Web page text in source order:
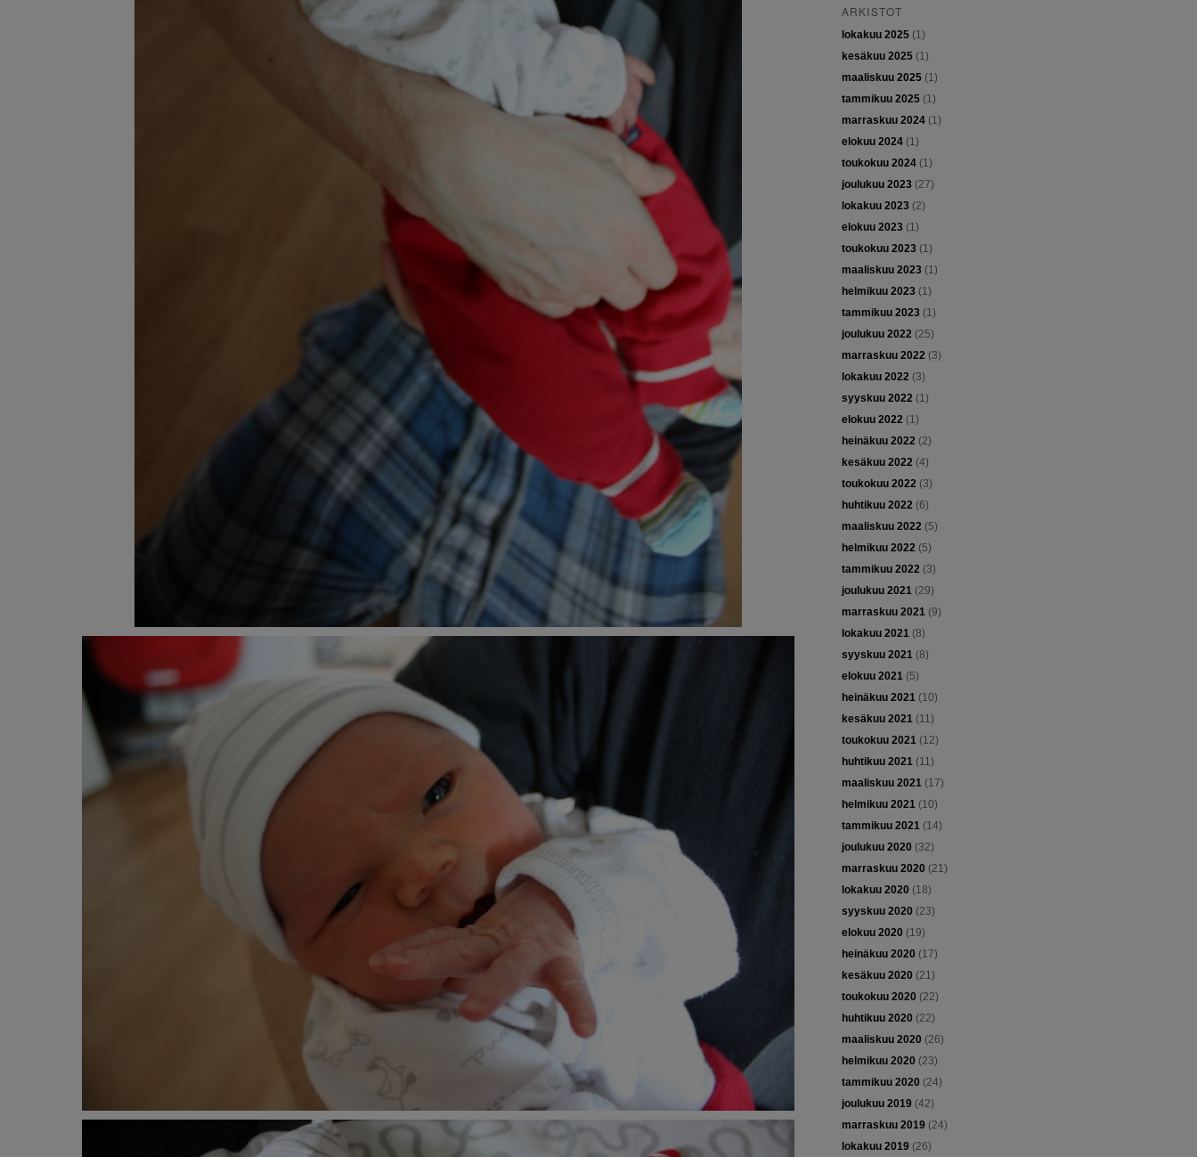
ARKISTOT
lokakuu 2025(1)
kesäkuu 2025(1)
maaliskuu 2025(1)
tammikuu 2025(1)
marraskuu 2024(1)
elokuu 2024(1)
toukokuu 2024(1)
joulukuu 2023(27)
lokakuu 2023(2)
elokuu 2023(1)
toukokuu 2023(1)
maaliskuu 2023(1)
helmikuu 2023(1)
tammikuu 2023(1)
joulukuu 2022(25)
marraskuu 2022(3)
lokakuu 2022(3)
syyskuu 2022(1)
elokuu 2022(1)
heinäkuu 2022(2)
kesäkuu 2022(4)
toukokuu 2022(3)
huhtikuu 2022(6)
maaliskuu 2022(5)
helmikuu 2022(5)
tammikuu 2022(3)
joulukuu 2021(29)
marraskuu 2021(9)
lokakuu 2021(8)
syyskuu 2021(8)
elokuu 2021(5)
heinäkuu 2021(10)
kesäkuu 2021(11)
toukokuu 2021(12)
huhtikuu 2021(11)
maaliskuu 2021(17)
helmikuu 2021(10)
tammikuu 2021(14)
joulukuu 2020 (32)
marraskuu 2020 (21)
lokakuu 2020 (18)
syyskuu 2020 (23)
elokuu 2020 (19)
heinäkuu 2020 (17)
kesäkuu 2020 (21)
toukokuu 2020 (22)
huhtikuu 2020 (22)
maaliskuu 2020 (26)
helmikuu 2020 (23)
tammikuu 2020 (24)
joulukuu 2019(42)
marraskuu 2019(24)
lokakuu 2019(26)